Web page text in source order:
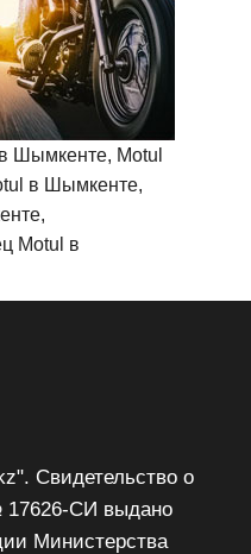
Шымкенте, Motul
в Шымкенте,
Motul в
Свидетельство о
17626-СИ выдано
Министерства